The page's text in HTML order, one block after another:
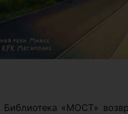
Библиотека «МОСТ»